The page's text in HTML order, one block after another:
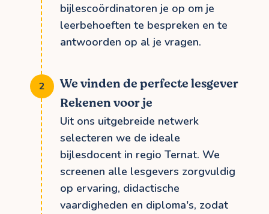
bijlescoördinatoren je op om je
leerbehoeften te bespreken en te
antwoorden op al je vragen.
We vinden de perfecte lesgever
Rekenen voor je
Uit ons uitgebreide netwerk
selecteren we de ideale
bijlesdocent in regio Ternat. We
screenen alle lesgevers zorgvuldig
op ervaring, didactische
vaardigheden en diploma's, zodat